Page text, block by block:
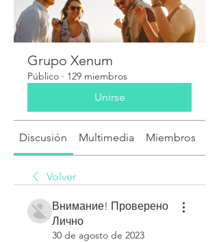
Grupo Xenum
Público · 129 miembros
Unirse
Discusión Multimedia Miembros
Volver
Внимание! Проверено
Лично
30 de agosto de 2023